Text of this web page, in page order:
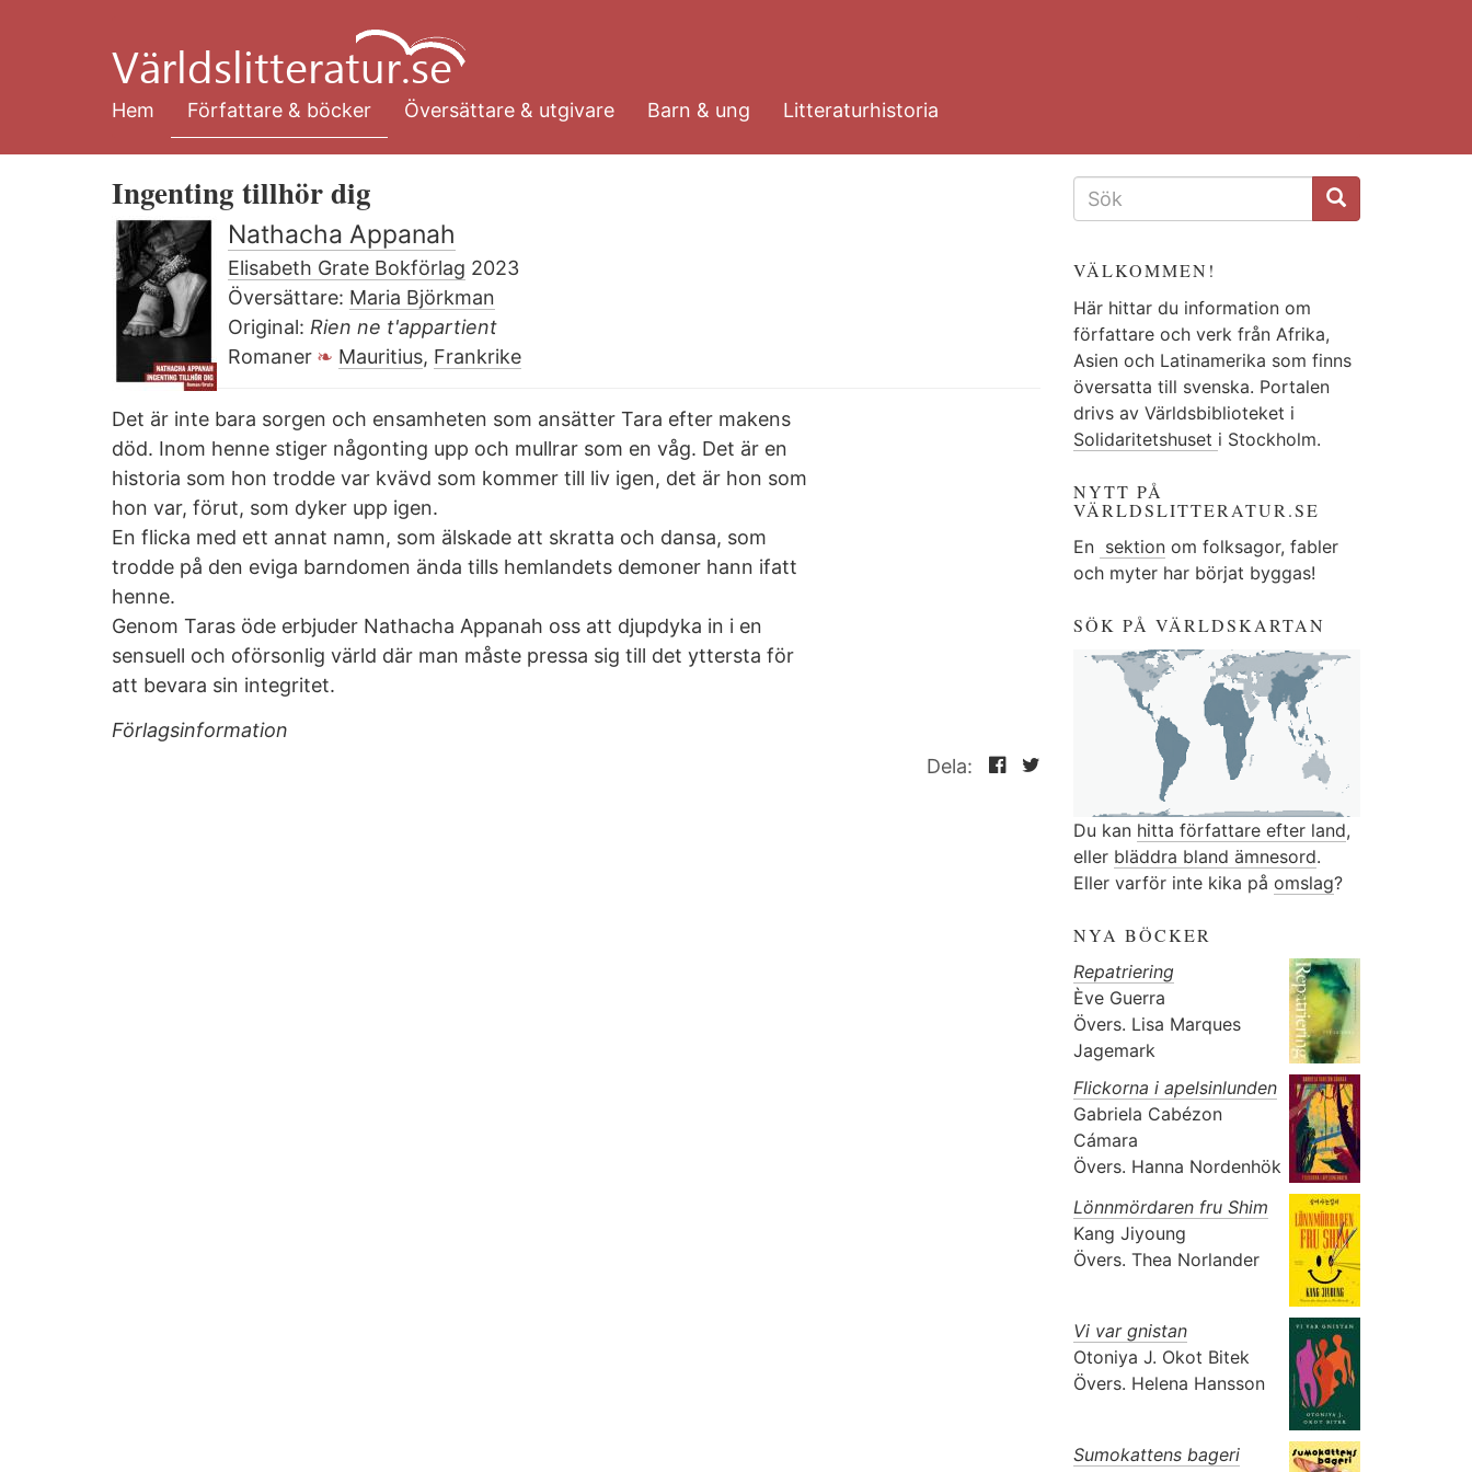
huvudinnehåll
Hem
Författare & böcker Översättare & utgivare Barn & ung Litteraturhistoria
Ingenting tillhör dig
Nathacha Appanah
Elisabeth Grate Bokförlag 2023
Översättare: Maria Björkman
Original: Rien ne t'appartient
Romaner
Mauritius, Frankrike
Det är inte bara sorgen och ensamheten som ansätter Tara efter makens
död. Inom henne stiger någonting upp och mullrar som en våg. Det är en
historia som hon trodde var kvävd som kommer till liv igen, det är hon som
hon var, förut, som dyker upp igen.
En flicka med ett annat namn, som älskade att skratta och dansa, som
trodde på den eviga barndomen ända tills hemlandets demoner hann ifatt
henne.
Genom Taras öde erbjuder Nathacha Appanah oss att djupdyka in i en
sensuell och oförsonlig värld där man måste pressa sig till det yttersta för
att bevara sin integritet.
Förlagsinformation
Dela:
SÖKFORMULÄR
VÄLKOMMEN!
Här hittar du information om
författare och verk från Afrika,
Asien och Latinamerika som finns
översatta till svenska. Portalen
drivs av Världsbiblioteket i
Solidaritetshuset i Stockholm.
NYTT PÅ
VÄRLDSLITTERATUR.SE
En sektionom folksagor, fabler
och myter har börjat byggas!
SÖK PÅ VÄRLDSKARTAN
Du kan hitta författare efter land,
eller bläddra bland ämnesord.
Eller varför inte kika på omslag?
NYA BÖCKER
Repatriering
Ève Guerra
Övers. Lisa Marques
Jagemark
Flickorna i apelsinlunden
Gabriela Cabézon
Cámara
Övers. Hanna Nordenhök
Lönnmördaren fru Shim
Kang Jiyoung
Övers. Thea Norlander
Vi var gnistan
Otoniya J. Okot Bitek
Övers. Helena Hansson
Sumokattens bageri